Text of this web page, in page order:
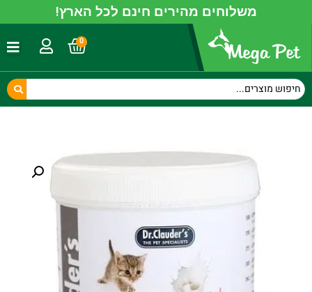
משלוחים מהירים חינם לכל הארץ!
0